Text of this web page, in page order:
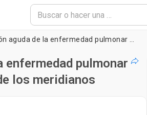
pulmonar
los meridianos